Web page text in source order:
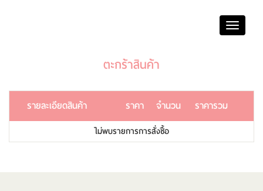
Toggle
ตะกร้าสินค้า
รายละเอียดสินค้า ราคา จำนวน ราคารวม
ไม่พบรายการการสั่งซื้อ